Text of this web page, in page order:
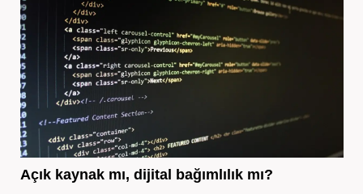
Açık kaynak mı, dijital bağımlılık mı?